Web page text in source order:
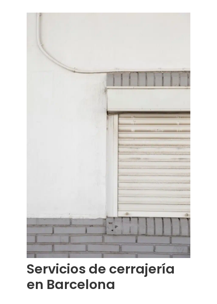
Servicios de cerrajería
en Barcelona